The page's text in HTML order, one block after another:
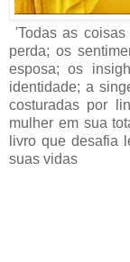
'Todas as
perda; os
esposa; os
identidade; a
costuradas por
mulher em sua
livro que desafia
suas vidas